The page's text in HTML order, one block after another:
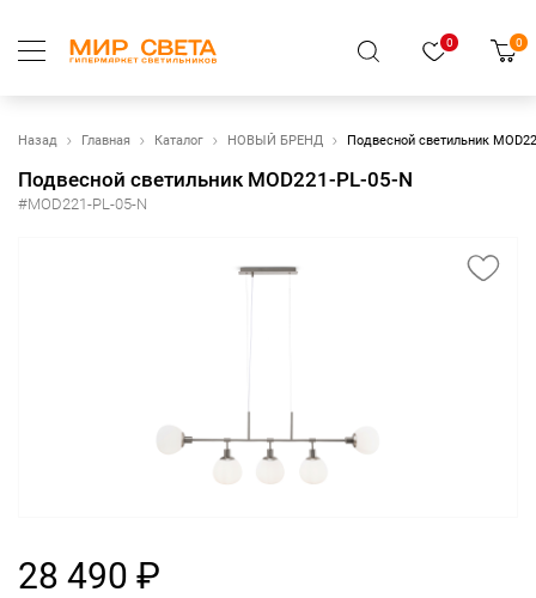
0 0
Назад Главная Каталог НОВЫЙ БРЕНД Подвесной светильник
Подвесной светильник MOD221-PL-05-N
#MOD221-PL-05-N
28 490 ₽